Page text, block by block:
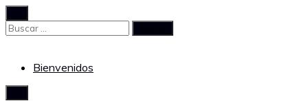
al
contenido
Buscar:
Bienvenidos